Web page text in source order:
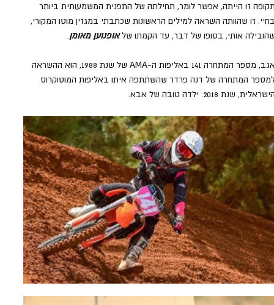
זו הייתה, אפשר לומר, תחילתה של התפנית המשמעותית ביותר
זו שהוותה השראה למילים הראשונות שכתבתי במגזין מוטו המקורי,
אותי, בסופו של דבר, עד הקמתו של אופנוען מאומן
אגב, מספר המתחרה 141 באליפות ה-AMA של שנת 1988, הוא ההשראה
המתחרה של דנה פרדר שהשתתפה איתו באליפות המוטוקרוס
שנת 2018. ילדה טובה של אבא.